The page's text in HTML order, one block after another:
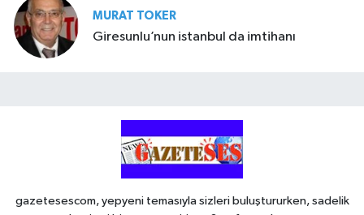
MURAT TOKER
Giresunlu’nun istanbul da imtihanı
gazetesescom, yepyeni temasıyla sizleri buluştururken, sadelik